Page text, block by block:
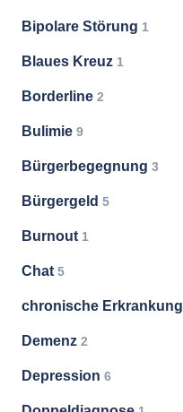
Bipolare Störung 1
Blaues Kreuz 1
Borderline 2
Bulimie 9
Bürgerbegegnung 3
Bürgergeld 5
Burnout 1
Chat 5
chronische Erkrankung
Demenz 2
Depression 6